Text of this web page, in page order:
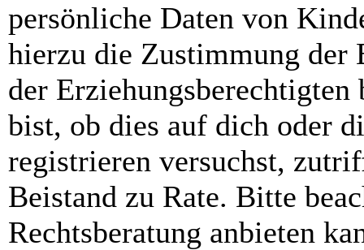
persönliche Daten von
hierzu die Zustimmung der
der
bist, ob dies auf dich oder
registrieren versuchst,
Beistand zu Rate. Bitte
Rechtsberatung anbieten